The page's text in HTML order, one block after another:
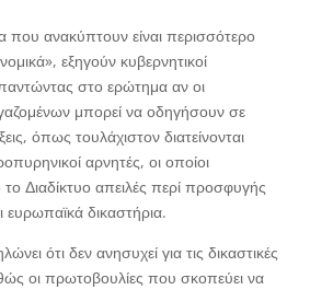
ανακύπτουν είναι περισσότερο
εξηγούν κυβερνητικοί
στο ερώτημα αν οι
μπορεί να οδηγήσουν σε
όπως τουλάχιστον διατείνονται
αρνητές, οι οποίοι
Διαδίκτυο απειλές περί προσφυγής
ευρωπαϊκά δικαστήρια.
ότι δεν ανησυχεί για τις δικαστικές
οι πρωτοβουλίες που σκοπεύει να